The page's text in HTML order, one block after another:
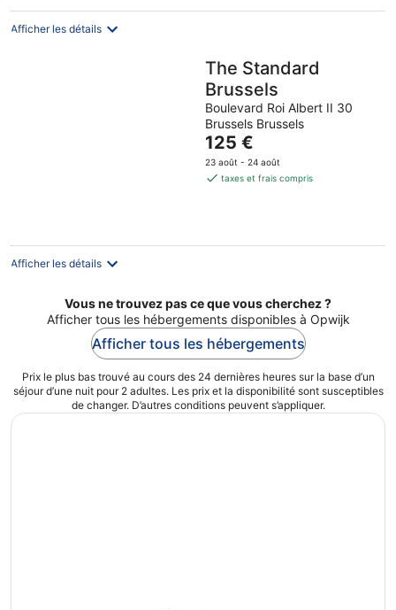
Afficher les détails
The Standard
Brussels
Boulevard Roi Albert II 30
Brussels Brussels
Le
prix
est
nuit
125 €
23 août - 24 août
taxes et frais compris
Afficher les détails
Vous ne trouvez pas ce que vous cherchez ?
Afficher tous les hébergements disponibles à Opwijk
Afficher tous les hébergements
Prix le plus bas trouvé au cours des 24 dernières heures sur la base d’un
séjour d’une nuit pour 2 adultes. Les prix et la disponibilité sont susceptibles
de changer. D’autres conditions peuvent s’appliquer.